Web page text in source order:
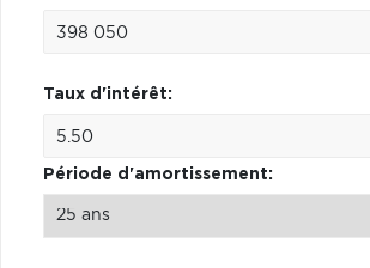
Taux d'intérêt:
Période d'amortissement: